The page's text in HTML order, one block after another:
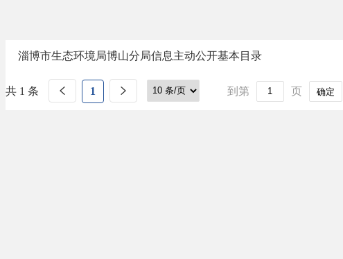
淄博市生态环境局博山分局信息主动公开基本目录
共 1 条 1 到第 页 确定